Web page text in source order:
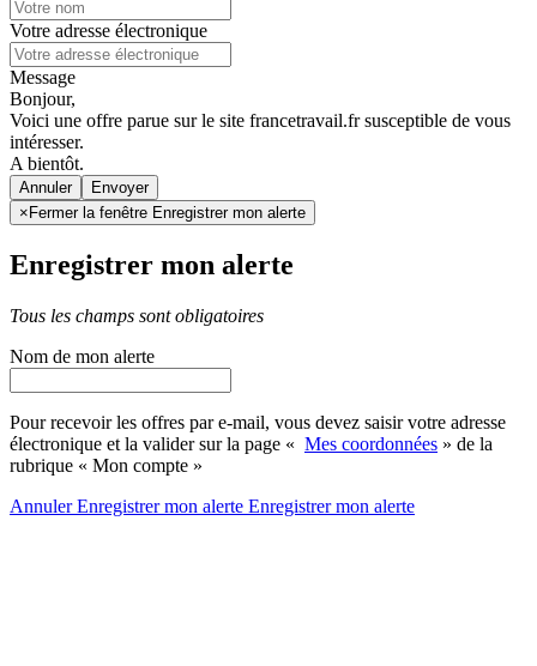
Votre adresse électronique
Message
Bonjour,
Voici une offre parue sur le site francetravail.fr susceptible de vous
intéresser.
A bientôt.
Annuler
× Fermer la fenêtre Enregistrer mon alerte
Enregistrer mon alerte
Tous les champs sont obligatoires
Nom de mon alerte
Pour recevoir les offres par e-mail, vous devez saisir votre adresse
électronique et la valider sur la page « Mes coordonnées » de la
rubrique « Mon compte »
AnnulerEnregistrer mon alerte Enregistrermon alerte